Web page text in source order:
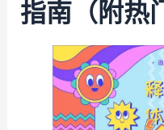
指南（附热